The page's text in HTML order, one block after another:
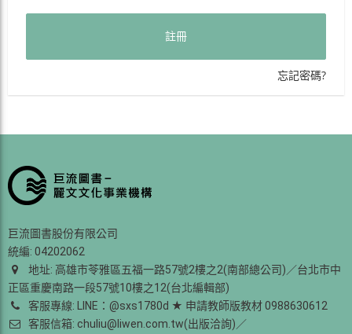
註冊
忘記密碼?
巨流圖書股份有限公司
統編: 04202062
地址: 高雄市苓雅區五福一路57號2樓之2(南部總公司)／台北市中
正區重慶南路一段57號10樓之12(台北編輯部)
客服專線: LINE：@sxs1780d ★ 申請教師版教材 0988630612
客服信箱: chuliu@liwen.com.tw(出版洽詢)／